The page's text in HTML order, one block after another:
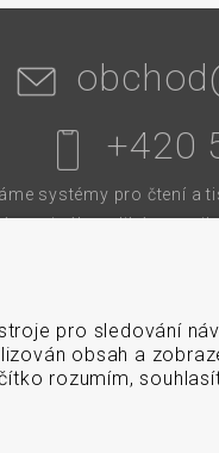
+420
systémy pro čtení a
terminály, aplikátory
čtečky čárových
pro sledování
obsah a
rozumím,